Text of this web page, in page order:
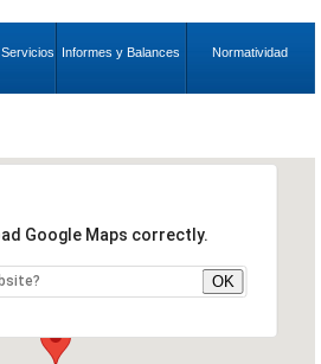
Informes y Balances Normatividad
Google Maps correctly.
OK